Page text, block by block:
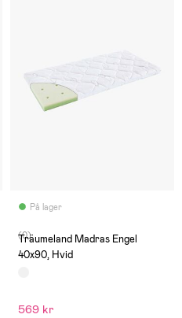
På lager
(0)
Träumeland Madras Engel
40x90, Hvid
569 kr